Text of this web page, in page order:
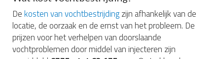
Dekosten van vochtbestrijdingzijn afhankelijk van de
locatie, de oorzaak en de ernst van het probleem. De
prijzen voor het verhelpen van doorslaande
vochtproblemen door middel van injecteren zijn